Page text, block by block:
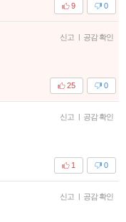
0
9
신고 | 공감 확인
0
25
신고 | 공감 확인
0
1
신고 | 공감 확인